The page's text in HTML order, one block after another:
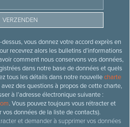
vous donnez votre accord exprès en
recevrez alors les bulletins d’informations
comment nous conservons vos données,
dans notre base de données et quels
tous les détails dans notre nouvellecharte
avez des questions à propos de cette charte,
à l’adresse électronique suivante :
. Vous pouvez toujours vous rétracter et
données de la liste de contacts).
et demander à supprimer vos données